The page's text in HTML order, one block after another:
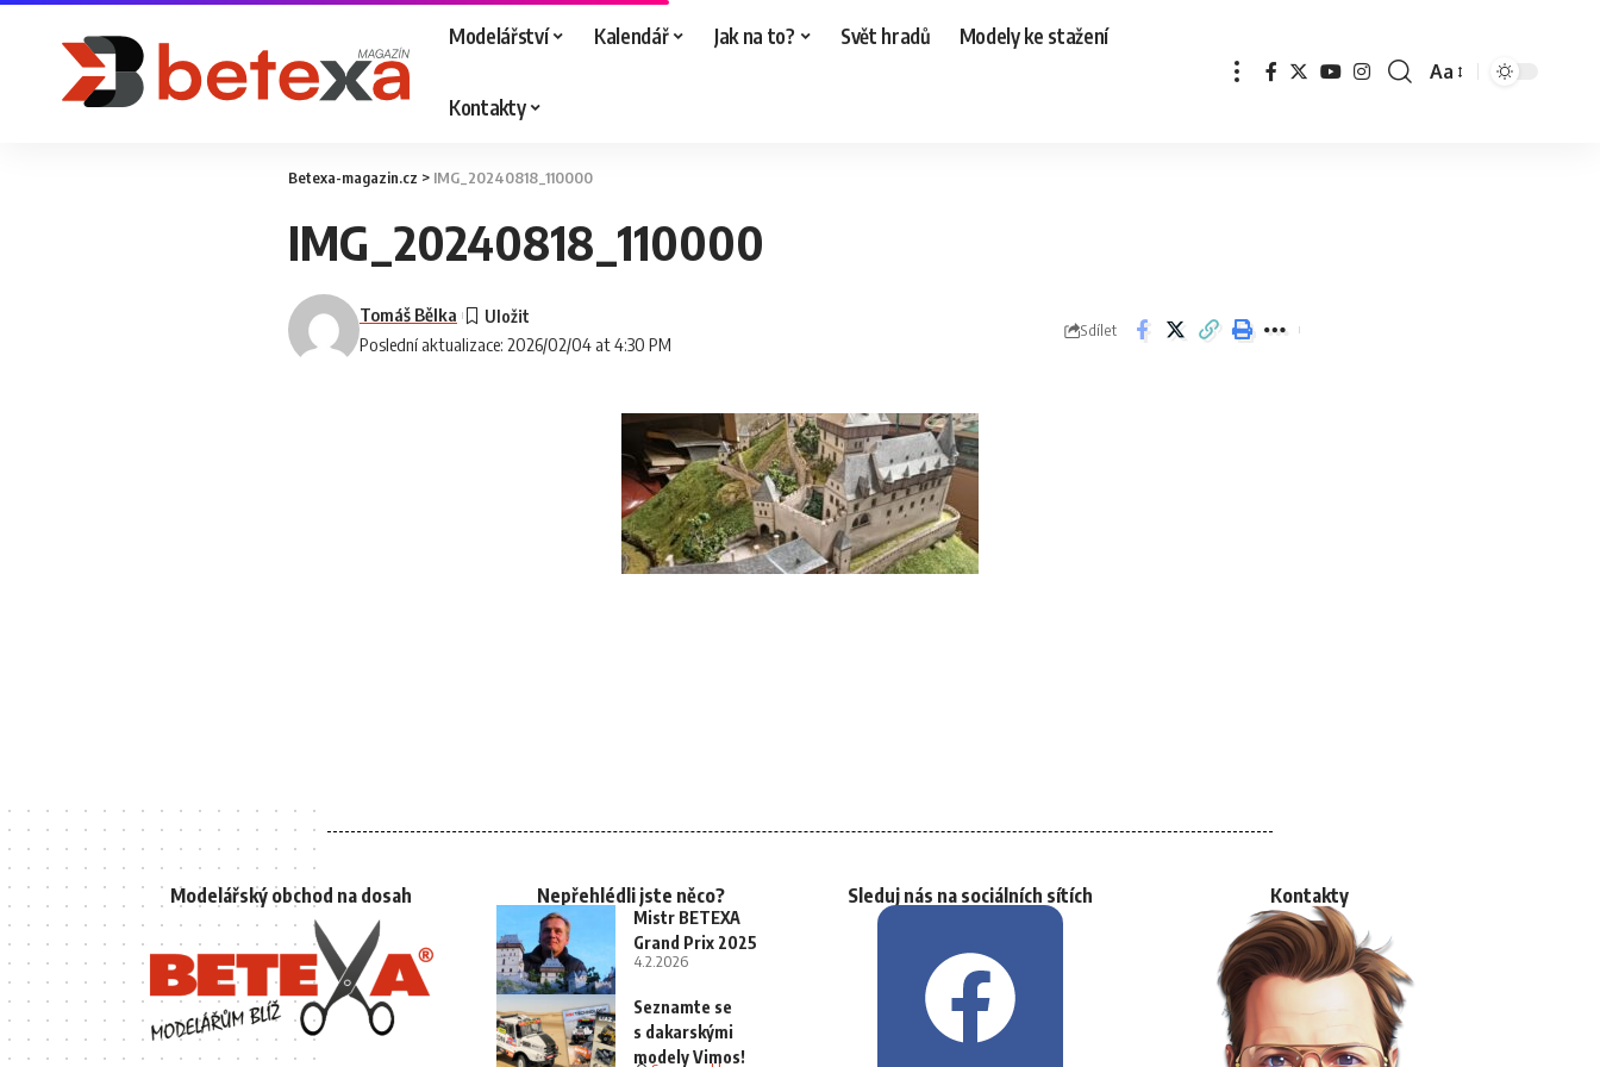
Modelářství Kalendář Jak na to? Svět hradů Modely ke stažení
Kontakty
Aa
Betexa-magazin.cz > IMG_20240818_110000
IMG_20240818_110000
Poslední aktualizace: 2026/02/04 at 4:30 PM
Tomáš Bělka
Sdílet
Modelářský obchod na dosah Nepřehlédli jste něco?
Mistr BETEXA
Grand Prix 2025
4.2.2026
Seznamte se
s dakarskými
modely Vimos!
Sleduj nás na sociálních sítích Kontakty